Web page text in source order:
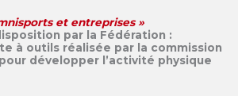
et entreprises »
par la Fédération :
à outils réalisée par la commission
développer l’activité physique